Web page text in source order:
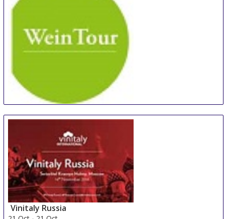
19 Oct-20 Oct
Vinitaly Russia